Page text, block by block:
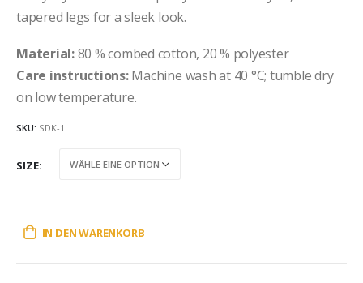
tapered legs for a sleek look.
Material:80 % combed cotton, 20 % polyester
Care instructions:Machine wash at 40 °C; tumble dry
on low temperature.
SKU: SDK-1
SIZE
IN DEN WARENKORB